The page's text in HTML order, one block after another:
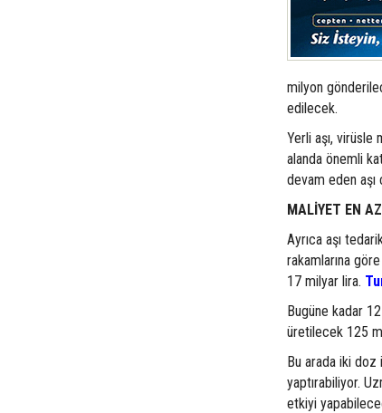
milyon
edilecek.
Yerli aşı, virüsle
alanda önemli
devam eden aşı
MALİYET EN
Ayrıca aşı
rakamlarına
17 milyar lira.
Bugüne kadar
üretilecek 125
Bu arada iki doz
yaptırabiliyor.
etkiyi